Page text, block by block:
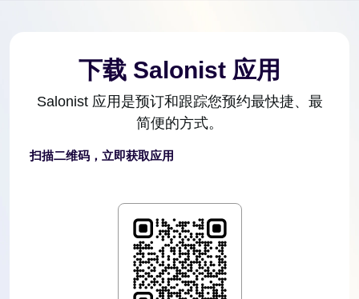
下载 Salonist 应用
Salonist 应用是预订和跟踪您预约最快捷、最
简便的方式。
扫描二维码，立即获取应用